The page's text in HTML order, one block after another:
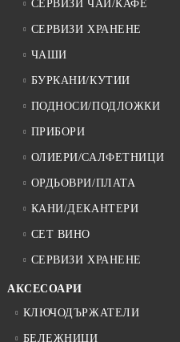
СЕРВИЗИ ЧАЙ/КАФЕ
СЕРВИЗИ ХРАНЕНЕ
ЧАШИ
БУРКАНИ/КУТИИ
ПОДНОСИ/ПОДЛОЖКИ
ПРИБОРИ
ОЛИЕРИ/САЛФЕТНИЦИ
ОРДЬОВРИ/ПЛАТА
КАНИ/ДЕКАНТЕРИ
СЕТ ВИНО
СЕРВИЗИ ХРАНЕНЕ
АКСЕСОАРИ
КЛЮЧОДЪРЖАТЕЛИ
БЕЛЕЖНИЦИ